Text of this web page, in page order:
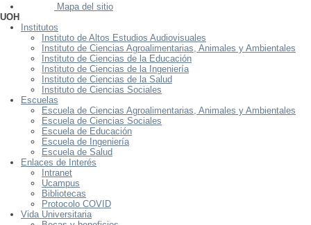
Mapa del sitio
UOH
Institutos
Instituto de Altos Estudios Audiovisuales
Instituto de Ciencias Agroalimentarias, Animales y Ambientales
Instituto de Ciencias de la Educación
Instituto de Ciencias de la Ingeniería
Instituto de Ciencias de la Salud
Instituto de Ciencias Sociales
Escuelas
Escuela de Ciencias Agroalimentarias, Animales y Ambientales
Escuela de Ciencias Sociales
Escuela de Educación
Escuela de Ingeniería
Escuela de Salud
Enlaces de Interés
Intranet
Ucampus
Bibliotecas
Protocolo COVID
Vida Universitaria